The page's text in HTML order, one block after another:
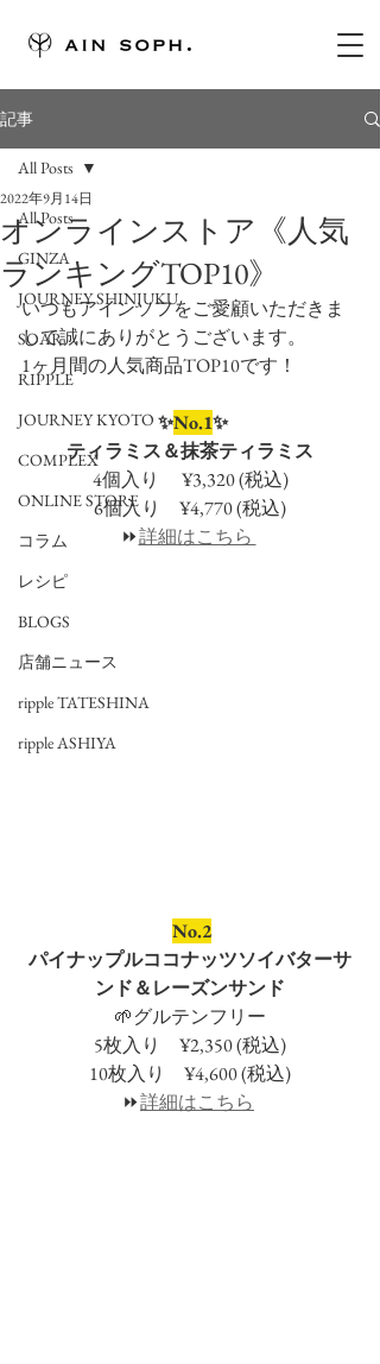
記事
All Posts
GINZA
JOURNEY SHINJUKU
SOAR
RIPPLE
JOURNEY KYOTO
COMPLEX
ONLINE STORE
コラム
レシピ
BLOGS
店舗ニュース
ripple TATESHINA
ripple ASHIYA
All Posts
オンラインストア《人気
ランキングTOP10》
2022年9月14日
いつもアインソフをご愛顧いただきま
して誠にありがとうございます。
1ヶ月間の人気商品TOP10です！
✨No.1✨
ティラミス＆抹茶ティラミス
4個入り　 ¥3,320 (税込)
6個入り　¥4,770 (税込)
⏩詳細はこちら
No.2
パイナップルココナッツソイバターサ
ンド＆レーズンサンド
🌱グルテンフリー
5枚入り　¥2,350 (税込)
10枚入り　¥4,600 (税込)
⏩詳細はこちら